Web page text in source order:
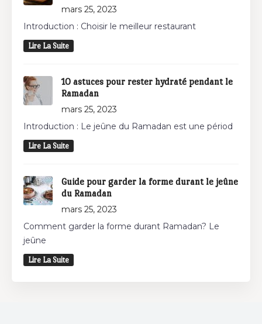
mars 25, 2023
Introduction : Choisir le meilleur restaurant
Lire La Suite
10 astuces pour rester hydraté pendant le
Ramadan
mars 25, 2023
Introduction : Le jeûne du Ramadan est une périod
Lire La Suite
Guide pour garder la forme durant le jeûne
du Ramadan
mars 25, 2023
Comment garder la forme durant Ramadan? Le
jeûne
Lire La Suite